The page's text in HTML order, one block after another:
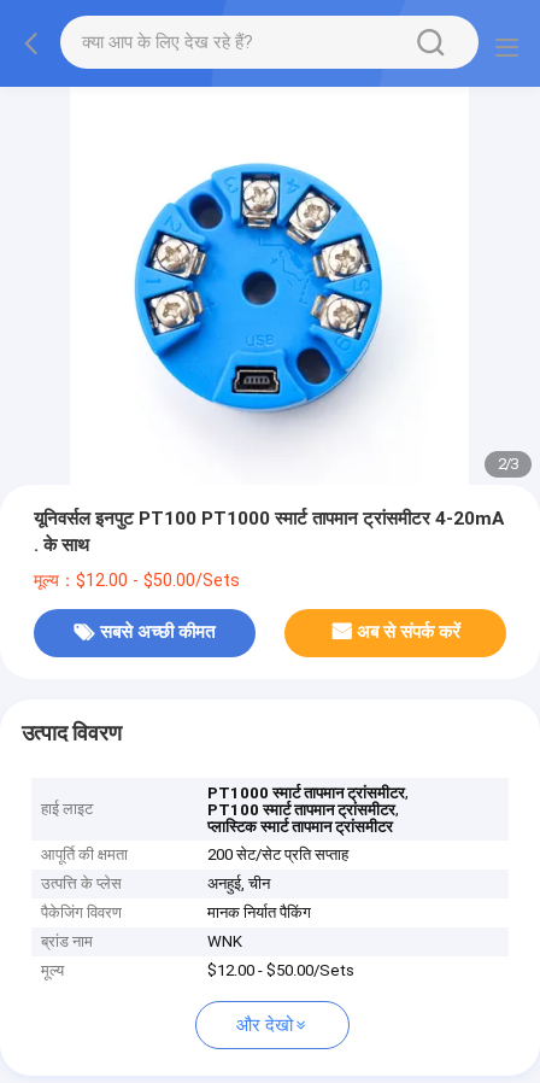
2/3
यूनिवर्सल इनपुट PT100 PT1000 स्मार्ट तापमान ट्रांसमीटर 4-20mA
. के साथ
मूल्य：$12.00 - $50.00/Sets
सबसे अच्छी कीमत अब से संपर्क करें
उत्पाद विवरण
हाई लाइट
PT1000 स्मार्ट तापमान ट्रांसमीटर,
PT100 स्मार्ट तापमान ट्रांसमीटर,
प्लास्टिक स्मार्ट तापमान ट्रांसमीटर
आपूर्ति की क्षमता
200 सेट/सेट प्रति सप्ताह
उत्पत्ति के प्लेस
अनहुई, चीन
पैकेजिंग विवरण
मानक निर्यात पैकिंग
ब्रांड नाम
WNK
मूल्य
$12.00 - $50.00/Sets
और देखो